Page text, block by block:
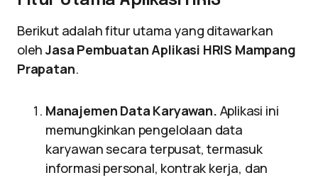
Berikut adalah fitur utama yang ditawarkan
olehJasa Pembuatan Aplikasi HRIS Mampang
Prapatan.
Manajemen Data Karyawan. Aplikasi ini
memungkinkan pengelolaan data
karyawan secara terpusat, termasuk
informasi personal, kontrak kerja, dan